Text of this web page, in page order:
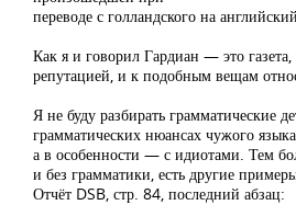
переводе с голландского на
Как я и говорил Гардиан — это газета,
репутацией, и к подобным вещам
Я не буду разбирать грамматические
грамматических нюансах чужого
а в особенности — с идиотами. Тем
и без грамматики, есть другие
Отчёт DSB, стр. 84, последний абзац: